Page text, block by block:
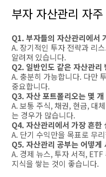
부자 자산관리 자
Q1. 부자들의 자산관리에서
A. 장기적인 투자 전략과 리
알려져 있습니다.
Q2. 일반인도 같은 자산관리
A. 충분히 가능합니다. 다만
중요합니다.
Q3. 자산 포트폴리오는 몇
A. 보통 주식, 채권, 현금, 대
는 경우가 많습니다.
Q4. 자산관리에서 가장 흔한
A. 단기 수익만을 목표로 무
Q5. 자산관리 공부는 어떻게
A. 경제 뉴스, 투자 서적,
지식을 쌓는 것이 좋습니다.